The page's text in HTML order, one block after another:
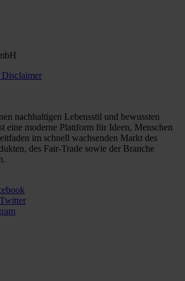
nachhaltigen Lebensstil und bewussten
eine moderne Plattform für Ideen, Menschen
im schnell wachsenden Markt des
des Fair-Trade sowie der Branche